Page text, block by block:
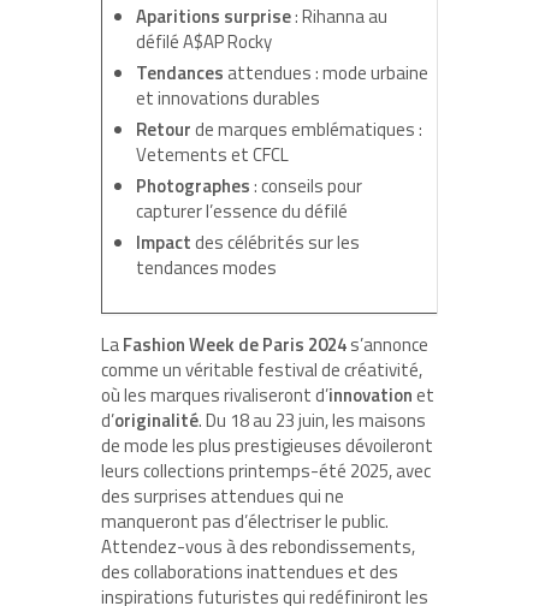
Aparitions surprise: Rihanna au
défilé A$AP Rocky
Tendances attendues : mode urbaine
et innovations durables
Retourde marques emblématiques :
Vetements et CFCL
Photographes: conseils pour
capturer l’essence du défilé
Impactdes célébrités sur les
tendances modes
LaFashion Week de Paris 2024s’annonce
comme un véritable festival de créativité,
où les marques rivaliseront d’innovationet
d’originalité. Du 18 au 23 juin, les maisons
de mode les plus prestigieuses dévoileront
leurs collections printemps-été 2025, avec
des surprises attendues qui ne
manqueront pas d’électriser le public.
Attendez-vous à des rebondissements,
des collaborations inattendues et des
inspirations futuristes qui redéfiniront les